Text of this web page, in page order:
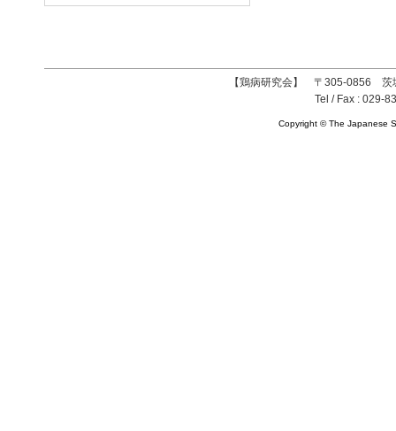
【鶏病研究会】 〒305-0856 茨
Tel / Fax : 029-
Copyright © The Japanese